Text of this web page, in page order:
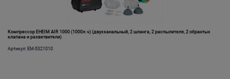
Компрессор EHEIM AIR 1000 (1000л.ч) (двухканальный, 2 шланга, 2 распылителя, 2 обрантых
клапана и разветвители)
Артикул: EM-5321010